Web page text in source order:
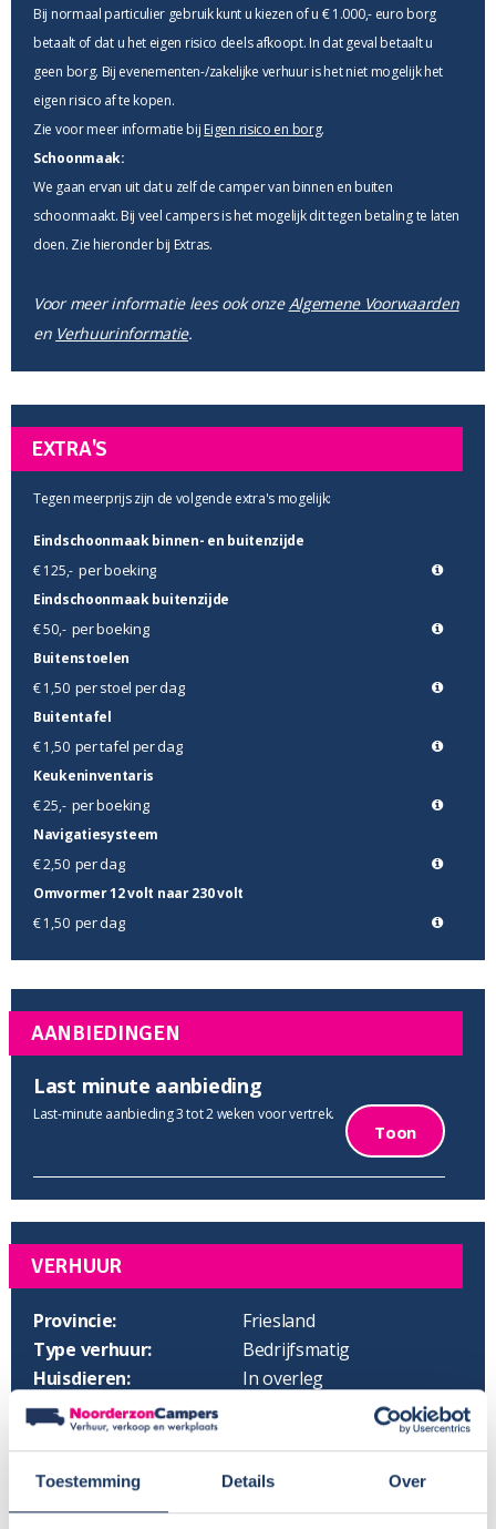
Toestemming Details Over
Bij normaal particulier gebruik kunt u kiezen of u € 1.000,- euro borg
betaalt of dat u het eigen risico deels afkoopt. In dat geval betaalt u
geen borg. Bij evenementen-/zakelijke verhuur is het niet mogelijk het
eigen risico af te kopen.
Zie voor meer informatie bij Eigen risico en borg.
Schoonmaak:
We gaan ervan uit dat u zelf de camper van binnen en buiten
schoonmaakt. Bij veel campers is het mogelijk dit tegen betaling te laten
doen. Zie hieronder bij Extras.
Voor meer informatie lees ook onzeAlgemene Voorwaarden
en Verhuurinformatie.
EXTRA'S
Tegen meerprijs zijn de volgende extra's mogelijk:
Eindschoonmaak binnen- en buitenzijde
€ 125,-per boeking
Eindschoonmaak buitenzijde
€ 50,- per boeking
Buitenstoelen
€ 1,50 per stoel per dag
Buitentafel
€ 1,50 per tafel per dag
Keukeninventaris
€ 25,- per boeking
Navigatiesysteem
€ 2,50 per dag
Omvormer 12 volt naar 230 volt
€ 1,50 per dag
AANBIEDINGEN
Last minute aanbieding
Last-minute aanbieding 3 tot 2 weken voor vertrek.
Toon
VERHUUR
Provincie:
Friesland
Type verhuur:
Bedrijfsmatig
Huisdieren:
In overleg
Voor meer informatie, zieCamper huren met hond
BTW aftrekbaar?:
Standaard haaltijd:
16.00 uur